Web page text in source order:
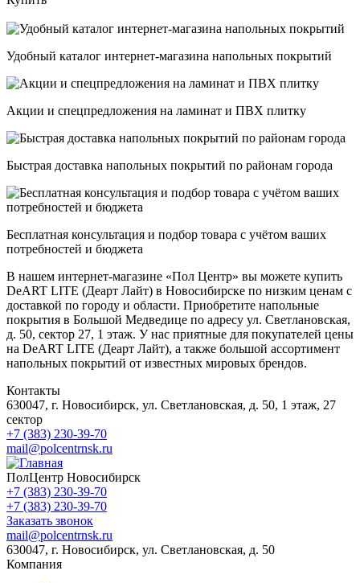
Удобный каталог интернет-магазина напольных покрытий
Акции и спецпредложения на ламинат и ПВХ плитку
Быстрая доставка напольных покрытий по районам города
Бесплатная консультация и подбор товара с учётом ваших
потребностей и бюджета
В нашем интернет-магазине «Пол Центр» вы можете купить
DeART LITE (Деарт Лайт) в Новосибирске по низким ценам с
доставкой по городу и области. Приобретите напольные
покрытия в Большой Медведице по адресу ул. Светлановская,
д. 50, сектор 27, 1 этаж. У нас приятные для покупателей цены
на DeART LITE (Деарт Лайт), а также большой ассортимент
напольных покрытий от известных мировых брендов.
Контакты
630047, г. Новосибирск, ул. Светлановская, д. 50, 1 этаж, 27
сектор
+7 (383) 230-39-70
mail@polcentrnsk.ru
ПолЦентр Новосибирск
+7 (383) 230-39-70
+7 (383) 230-39-70
Заказать звонок
mail@polcentrnsk.ru
630047, г. Новосибирск, ул. Светлановская, д. 50
Компания